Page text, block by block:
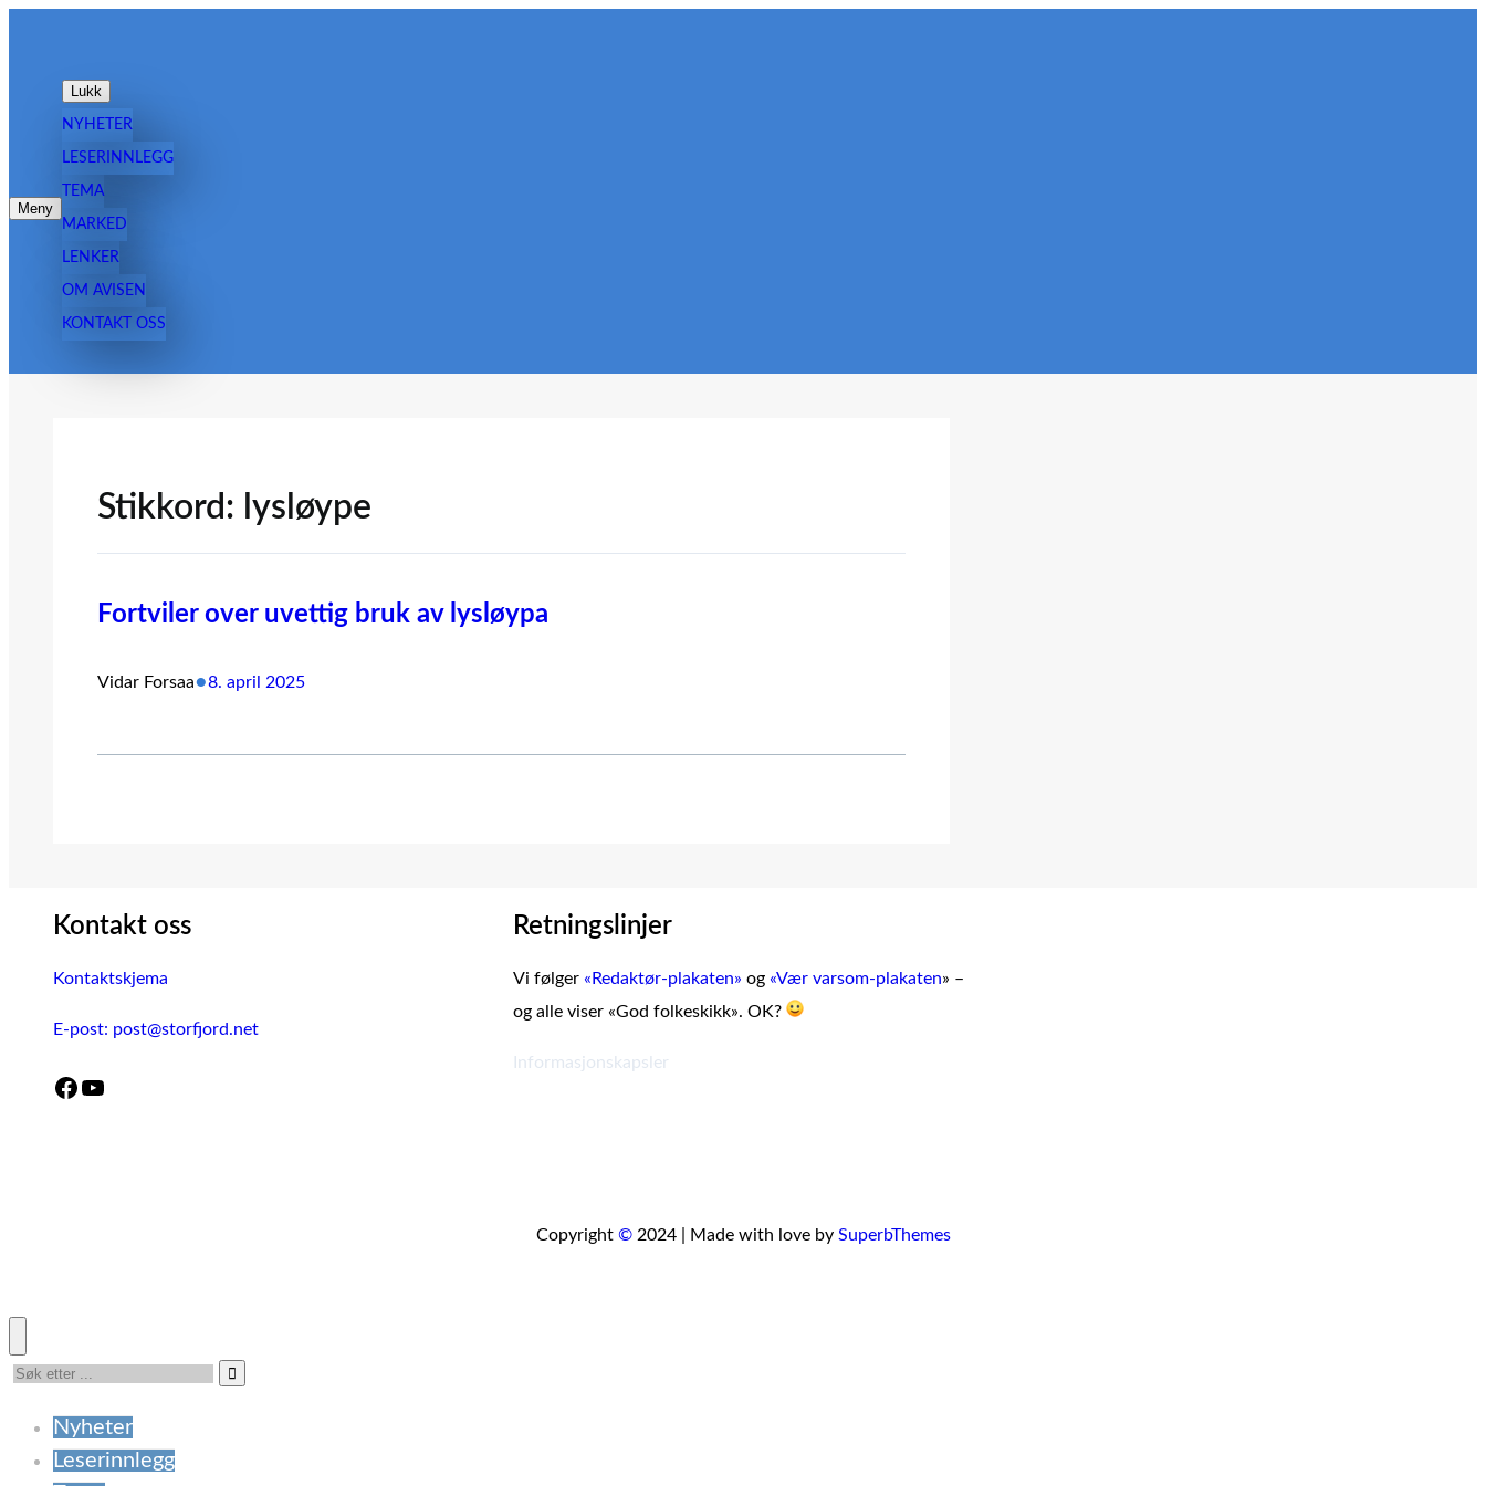
innhold
Meny
Lukk
NYHETER
LESERINNLEGG
TEMA
MARKED
LENKER
OM AVISEN
KONTAKT OSS
Stikkord: lysløype
Fortviler over uvettig bruk av lysløypa
Vidar Forsaa•8. april 2025
Kontakt oss
Kontaktskjema
E-post: post@storfjord.net
Facebook YouTube
Retningslinjer
Vi følger «Redaktør-plakaten» og «Vær varsom-plakaten» –
og alle viser «God folkeskikk». OK?
Informasjonskapsler
Copyright ©2024 | Made with love by SuperbThemes
Nyheter
Leserinnlegg